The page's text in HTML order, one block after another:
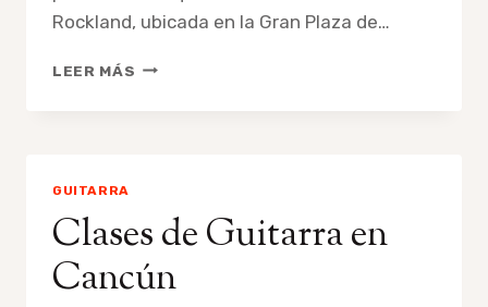
Rockland, ubicada en la Gran Plaza de…
LEER MÁS DÓNDE
GUITARRA
Clases de Guitarra en
Cancún